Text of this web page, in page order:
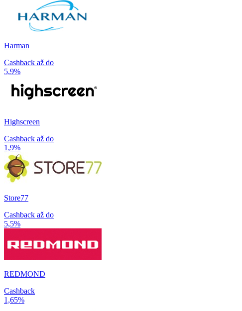
Harman
Cashback až do
5,9%
Highscreen
Cashback až do
1,9%
Store77
Cashback až do
5,5%
REDMOND
Cashback
1,65%